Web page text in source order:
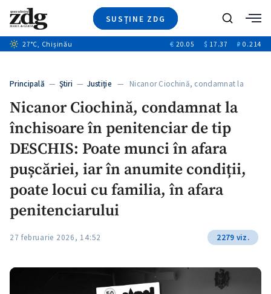
SUSȚINE ZDG
Ştiri
+8
Video
Special
Blog
Caută
27°C, Chișinău € 20.05 $ 17.37 ₽ 0.214
Principală — Ştiri — Justiție— Nicanor Ciochină, condamnat la
Nicanor Ciochină, condamnat la
închisoare în penitenciar de tip
DESCHIS: Poate munci în afara
pușcăriei, iar în anumite condiții,
poate locui cu familia, în afara
penitenciarului
27 februarie 2026, 14:52 2279 viz.